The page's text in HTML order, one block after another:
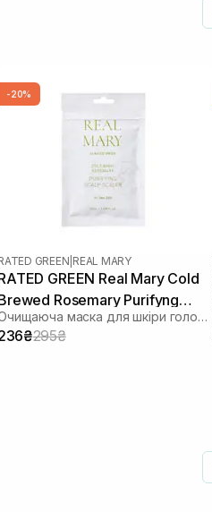
-20%
GREEN REAL MARY
GREEN Real Mary Cold
Rosemary Purifyng
Scaler 50 мл
Очищаюча маска для шкіри голови з морською сіллю
295₴